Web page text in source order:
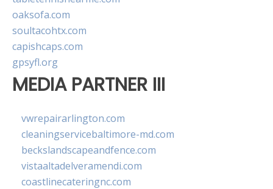
oaksofa.com
soultacohtx.com
capishcaps.com
gpsyfl.org
MEDIA PARTNER III
vwrepairarlington.com
cleaningservicebaltimore-md.com
beckslandscapeandfence.com
vistaaltadelveramendi.com
coastlinecateringnc.com